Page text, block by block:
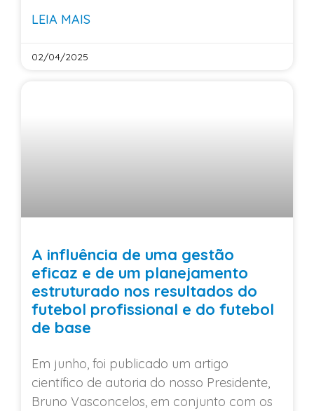
LEIA MAIS
02/04/2025
A influência de uma gestão
eficaz e de um planejamento
estruturado nos resultados do
futebol profissional e do futebol
de base
Em junho, foi publicado um artigo
científico de autoria do nosso Presidente,
Bruno Vasconcelos, em conjunto com os